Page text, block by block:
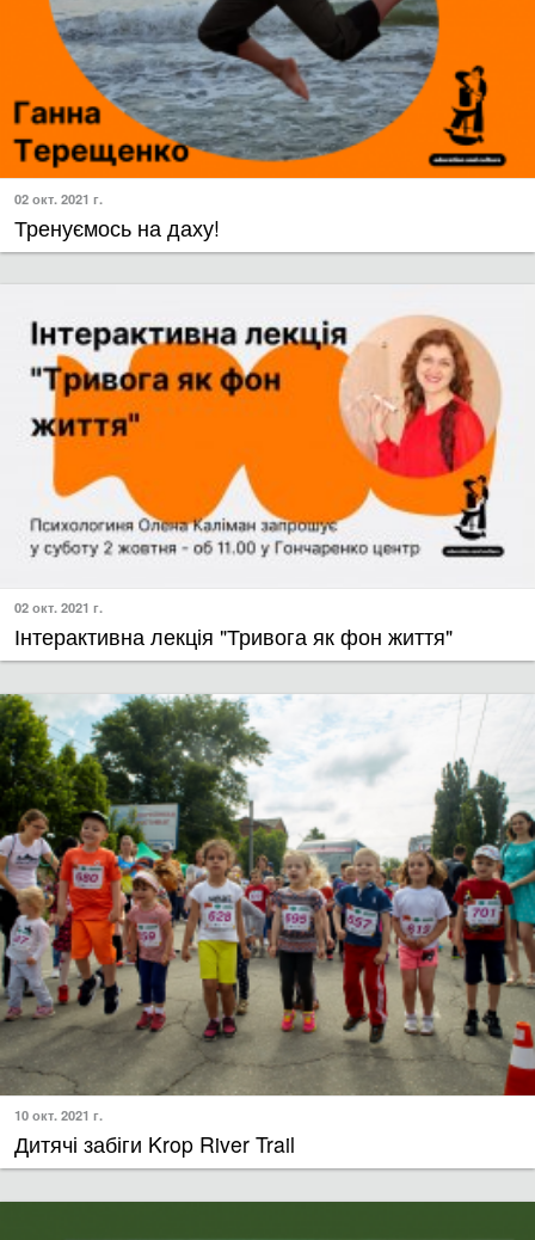
02 окт. 2021 г.
​Тренуємось на даху!
02 окт. 2021 г.
​Інтерактивна лекція "Тривога як фон життя"
10 окт. 2021 г.
Дитячі забіги Krop River Trail